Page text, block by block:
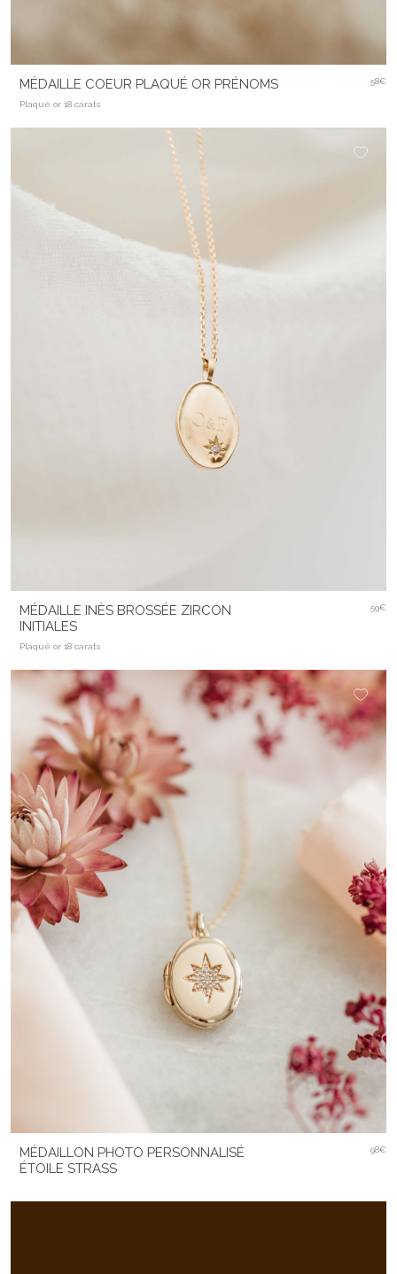
MÉDAILLE COEUR PLAQUÉ OR PRÉNOMS
Plaqué or 18 carats
58€
MÉDAILLE INÈS BROSSÉE ZIRCON
INITIALES
Plaqué or 18 carats
59€
MÉDAILLON PHOTO PERSONNALISÉ
ÉTOILE STRASS
98€